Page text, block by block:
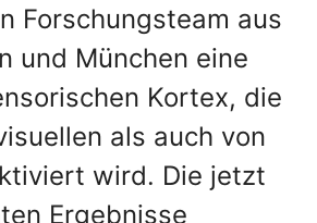
Forschungsteam aus
und München eine
Kortex, die
als auch von
wird. Die jetzt
Ergebnisse